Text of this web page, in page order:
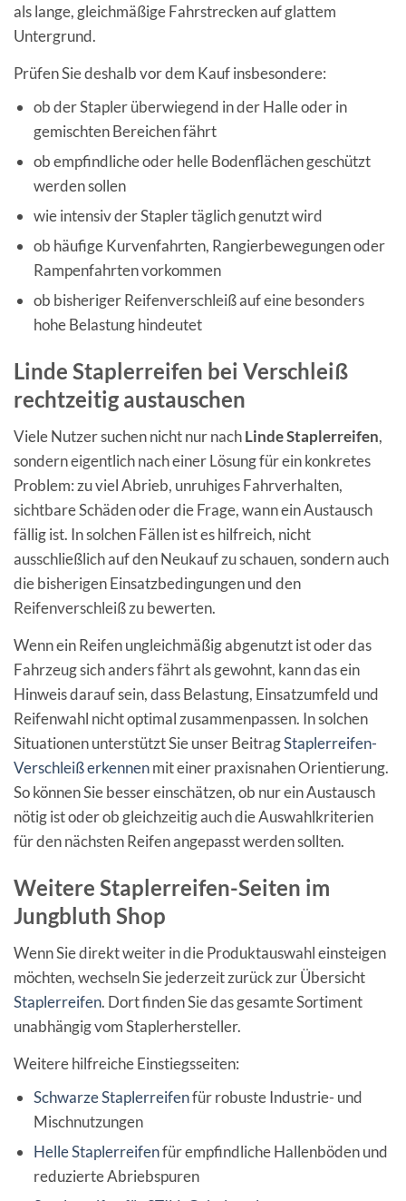
als lange, gleichmäßige Fahrstrecken auf glattem
Untergrund.
Prüfen Sie deshalb vor dem Kauf insbesondere:
ob der Stapler überwiegend in der Halle oder in
gemischten Bereichen fährt
ob empfindliche oder helle Bodenflächen geschützt
werden sollen
wie intensiv der Stapler täglich genutzt wird
ob häufige Kurvenfahrten, Rangierbewegungen oder
Rampenfahrten vorkommen
ob bisheriger Reifenverschleiß auf eine besonders
hohe Belastung hindeutet
Linde Staplerreifen bei Verschleiß
rechtzeitig austauschen
Viele Nutzer suchen nicht nur nachLinde Staplerreifen,
sondern eigentlich nach einer Lösung für ein konkretes
Problem: zu viel Abrieb, unruhiges Fahrverhalten,
sichtbare Schäden oder die Frage, wann ein Austausch
fällig ist. In solchen Fällen ist es hilfreich, nicht
ausschließlich auf den Neukauf zu schauen, sondern auch
die bisherigen Einsatzbedingungen und den
Reifenverschleiß zu bewerten.
Wenn ein Reifen ungleichmäßig abgenutzt ist oder das
Fahrzeug sich anders fährt als gewohnt, kann das ein
Hinweis darauf sein, dass Belastung, Einsatzumfeld und
Reifenwahl nicht optimal zusammenpassen. In solchen
Situationen unterstützt Sie unser BeitragStaplerreifen-
Verschleiß erkennenmit einer praxisnahen Orientierung.
So können Sie besser einschätzen, ob nur ein Austausch
nötig ist oder ob gleichzeitig auch die Auswahlkriterien
für den nächsten Reifen angepasst werden sollten.
Weitere Staplerreifen-Seiten im
Jungbluth Shop
Wenn Sie direkt weiter in die Produktauswahl einsteigen
möchten, wechseln Sie jederzeit zurück zur Übersicht
Staplerreifen. Dort finden Sie das gesamte Sortiment
unabhängig vom Staplerhersteller.
Weitere hilfreiche Einstiegsseiten:
Schwarze Staplerreifenfür robuste Industrie- und
Mischnutzungen
Helle Staplerreifenfür empfindliche Hallenböden und
reduzierte Abriebspuren